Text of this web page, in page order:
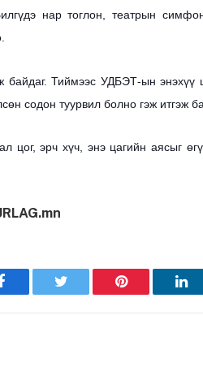
нар тоглон, театрын
байдаг. Тиймээс УДБЭТ-ын энэхүү
содон туурвил болно гэж итгэж
цог, эрч хүч, энэ цагийн аясыг
Facebook Twitter Pinterest